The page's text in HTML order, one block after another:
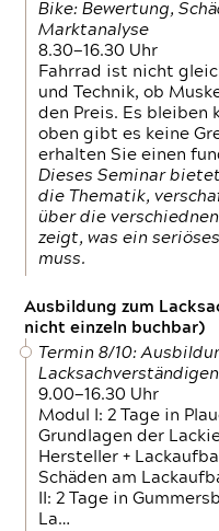
Bike: Bewertung,
Marktanalyse
8.30—16.30 Uhr
Fahrrad ist nicht
und Technik, ob
den Preis. Es bleiben
oben gibt es keine
erhalten Sie einen
Dieses Seminar
die Thematik,
über die
zeigt, was ein
muss.
Ausbildung zum
nicht einzeln buchbar)
Termin 8/10:
Lacksachverständigen
9.00—16.30 Uhr
Modul I: 2 Tage in
Grundlagen der
Hersteller +
Schäden am
II: 2 Tage in
La…